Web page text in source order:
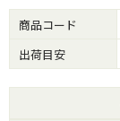
商品コード
出荷目安